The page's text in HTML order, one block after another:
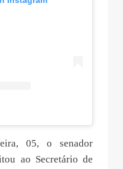
05, o senador
ao Secretário de